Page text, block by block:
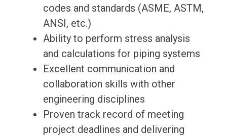
codes and standards (ASME, ASTM,
ANSI, etc.)
Ability to perform stress analysis
and calculations for piping systems
Excellent communication and
collaboration skills with other
engineering disciplines
Proven track record of meeting
project deadlines and delivering